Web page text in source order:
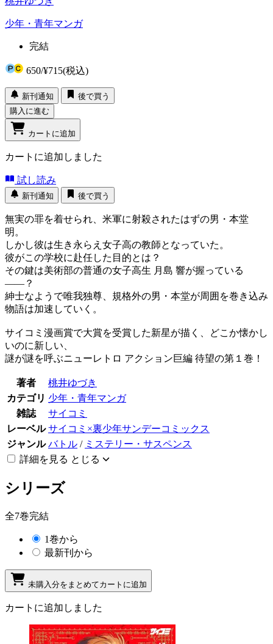
少年・青年マンガ
完結
650/¥715(税込)
新刊通知
後で買う
購入に進む
カートに追加
カートに追加しました
試し読み
新刊通知 後で買う
無実の罪を着せられ、米軍に射殺されたはずの男・本堂
明。
しかし彼は生き永らえ女子高の教師となっていた。
彼がこの学校に赴任した目的とは？
その鍵は美術部の普通の女子高生 月島 響が握っている
――？
紳士なようで唯我独尊、規格外の男・本堂が周囲を巻き込み
物語は加速していく。
サイコミ漫画賞で大賞を受賞した新星が描く、どこか懐かし
いのに新しい、
謎が謎を呼ぶニューレトロ アクション巨編 待望の第１巻！
著者
桃井ゆづき
カテゴリ 少年・青年マンガ
雑誌
サイコミ
レーベル サイコミ×裏少年サンデーコミックス
ジャンル バトル / ミステリー・サスペンス
詳細を見る とじる
シリーズ
全7巻完結
1巻から
最新刊から
未購入分をまとめてカートに追加
カートに追加しました